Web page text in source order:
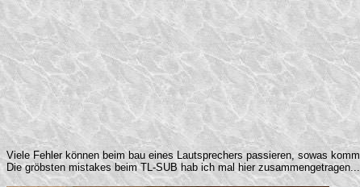
Viele Fehler können beim bau eines Lautsprechers passieren, sowas
Die gröbsten mistakes beim TL-SUB hab ich mal hier zusammengetragen...